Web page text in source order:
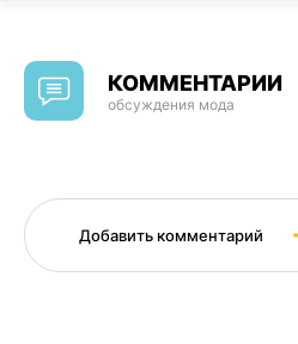
КОММЕНТАРИИ
обсуждения мода
Добавить комментарий